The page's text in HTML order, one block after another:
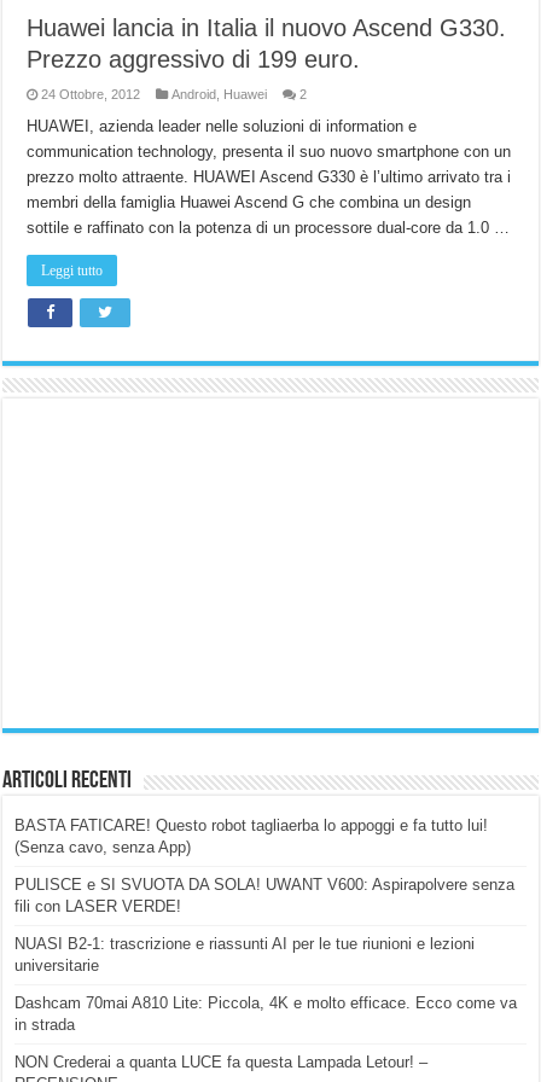
Huawei lancia in Italia il nuovo Ascend G330.
Prezzo aggressivo di 199 euro.
24 Ottobre, 2012 Android Huawei 2
HUAWEI, azienda leader nelle soluzioni di information e
communication technology, presenta il suo nuovo smartphone con un
prezzo molto attraente. HUAWEI Ascend G330 è l’ultimo arrivato tra i
membri della famiglia Huawei Ascend G che combina un design
sottile e raffinato con la potenza di un processore dual-core da 1.0 …
Leggi tutto
Articoli Recenti
BASTA FATICARE! Questo robot tagliaerba lo appoggi e fa tutto lui!
(Senza cavo, senza App)
PULISCE e SI SVUOTA DA SOLA! UWANT V600: Aspirapolvere senza
fili con LASER VERDE!
NUASI B2-1: trascrizione e riassunti AI per le tue riunioni e lezioni
universitarie
Dashcam 70mai A810 Lite: Piccola, 4K e molto efficace. Ecco come va
in strada
NON Crederai a quanta LUCE fa questa Lampada Letour! –